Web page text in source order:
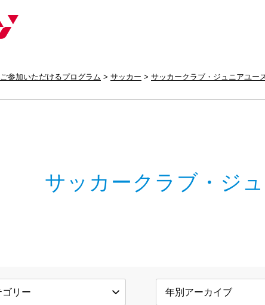
ご参加いただけるプログラム サッカー サッカークラブ・ジュニアユー
サッカークラブ・ジ